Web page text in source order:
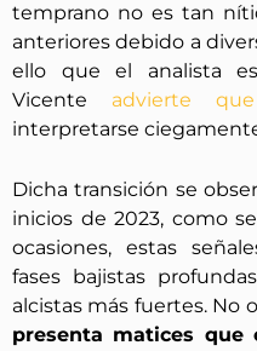
temprano no es tan
anteriores debido a
ello que el analista
Vicente advierte que
interpretarse
Dicha transición se
inicios de 2023, como
ocasiones, estas
fases bajistas
alcistas más fuertes. No
presenta matices que